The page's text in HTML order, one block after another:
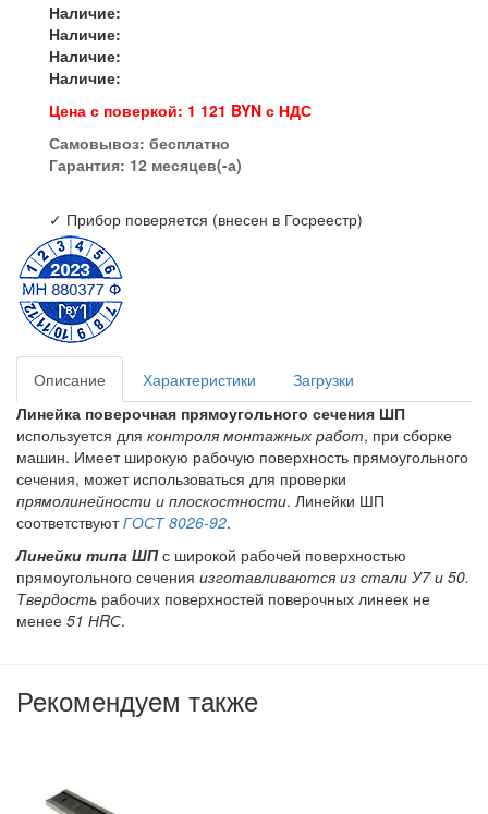
Наличие:
Наличие:
Наличие:
Наличие:
Цена с поверкой: 1 121 BYN с НДС
Самовывоз: бесплатно
Гарантия: 12 месяцев(-а)
✓ Прибор поверяется (внесен в Госреестр)
Описание Характеристики
Загрузки
Линейка поверочная прямоугольного сечения ШП
используется для контроля монтажных работ, при сборке
машин. Имеет широкую рабочую поверхность прямоугольного
сечения, может использоваться для проверки
прямолинейности и плоскостности. Линейки ШП
соответствуютГОСТ 8026-92.
Линейки типа ШПс широкой рабочей поверхностью
прямоугольного сечения изготавливаются из стали У7 и 50.
Твердость рабочих поверхностей поверочных линеек не
менее 51 НRС.
Рекомендуем также